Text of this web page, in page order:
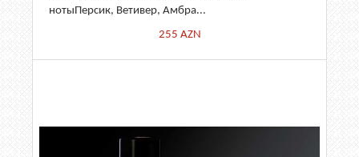
нотыПерсик, Ветивер, Амбра...
255 AZN